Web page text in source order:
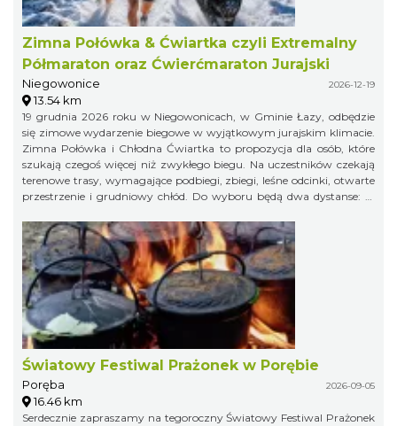
Zimna Połówka & Ćwiartka czyli Extremalny
Półmaraton oraz Ćwierćmaraton Jurajski
Niegowonice 2026-12-19
13.54 km
19 grudnia 2026 roku w Niegowonicach, w Gminie Łazy, odbędzie
się zimowe wydarzenie biegowe w wyjątkowym jurajskim klimacie.
Zimna Połówka i Chłodna Ćwiartka to propozycja dla osób, które
szukają czegoś więcej niż zwykłego biegu. Na uczestników czekają
terenowe trasy, wymagające podbiegi, zbiegi, leśne odcinki, otwarte
przestrzenie i grudniowy chłód. Do wyboru będą dwa dystanse: 21
jako Extremalny Ćwierćmaraton Jurajski. Krótszy dystans jest
przeznaczony zarówno dla biegaczy, jak i miłośników nordic
walking. Trasy zostaną przygotowane bezpiecznie, ale zachowają
swój terenowy charakter i zimowy pazur.
Światowy Festiwal Prażonek w Porębie
Poręba 2026-09-05
16.46 km
Serdecznie zapraszamy na tegoroczny Światowy Festiwal Prażonek